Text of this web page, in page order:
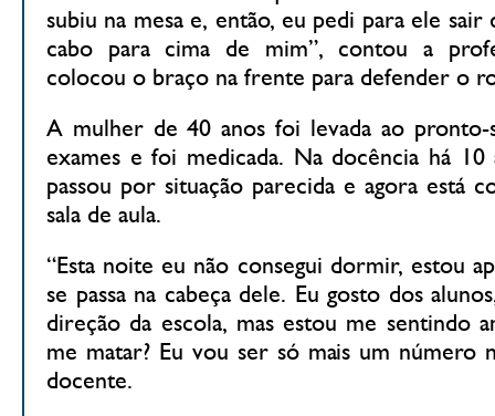
subiu na mesa e, então, eu pedi para ele
cabo para cima de mim”, contou a
colocou o braço na frente para defender o
A mulher de 40 anos foi levada ao
exames e foi medicada. Na docência há 10
passou por situação parecida e agora está
sala de aula.
“Esta noite eu não consegui dormir, estou
se passa na cabeça dele. Eu gosto dos
direção da escola, mas estou me sentindo
me matar? Eu vou ser só mais um número
docente.